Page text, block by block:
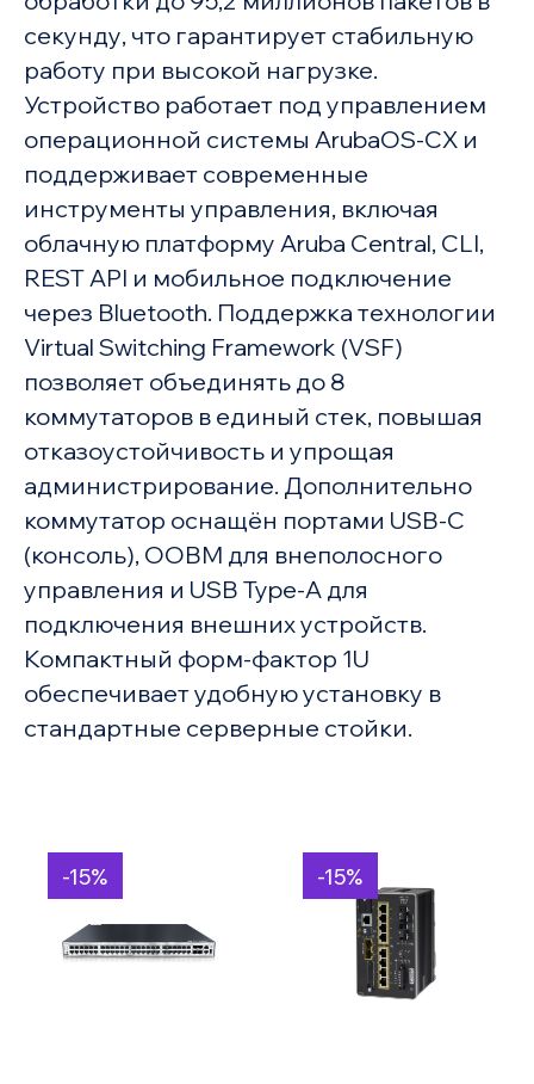
секунду, что гарантирует стабильную
работу при высокой нагрузке.
Устройство работает под управлением
операционной системы ArubaOS-CX и
поддерживает современные
инструменты управления, включая
облачную платформу Aruba Central, CLI,
REST API и мобильное подключение
через Bluetooth. Поддержка технологии
Virtual Switching Framework (VSF)
позволяет объединять до 8
коммутаторов в единый стек, повышая
отказоустойчивость и упрощая
администрирование. Дополнительно
коммутатор оснащён портами USB-C
(консоль), OOBM для внеполосного
управления и USB Type-A для
подключения внешних устройств.
Компактный форм-фактор 1U
обеспечивает удобную установку в
стандартные серверные стойки.
-15% -15%